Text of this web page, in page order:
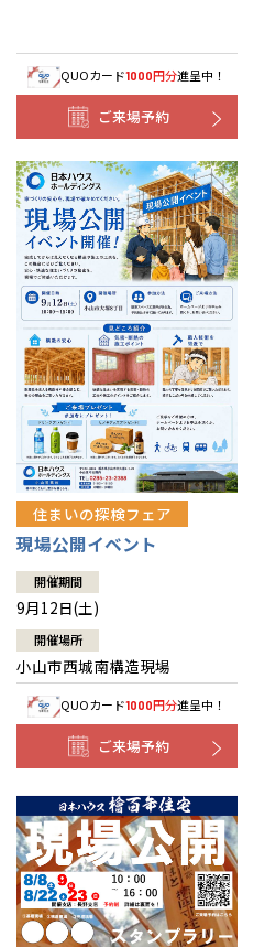
QUOカード1000円分進呈中！
ご来場予約
住まいの探検フェア
現場公開イベント
開催期間
9月12日(土)
開催場所
小山市西城南構造現場
QUOカード1000円分進呈中！
ご来場予約